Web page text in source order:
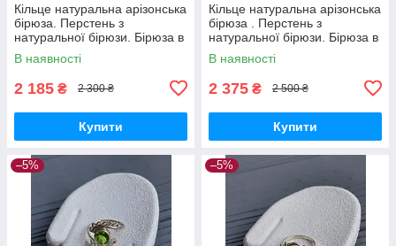
Кільце натуральна арізонська
бірюза. Перстень з
натуральної бірюзи. Бірюза в
сріблі. Розмір 18.2.
Німеччина!
В наявності
2 185 ₴ 2 300 ₴
Купити
Кільце натуральна арізонська
бірюза . Перстень з
натуральної бірюзи. Бірюза в
сріблі. Розмір 16-16.5.
Німеччина!
В наявності
2 375 ₴ 2 500 ₴
Купити
–5% –5%